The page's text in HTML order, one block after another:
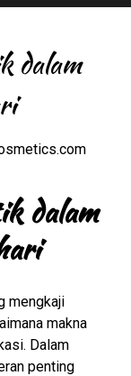
dalam
dalam
mengkaji
makna
Dalam
penting